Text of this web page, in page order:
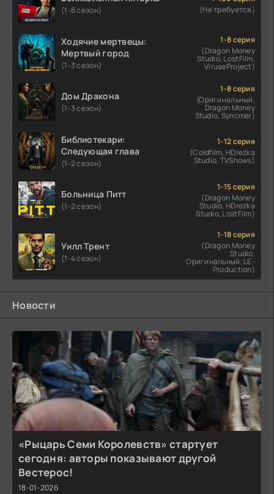
(1-8 сезон)
(Не требуется)
Ходячие мертвецы:
Мертвый город
(1-3 сезон)
1-8 серия
(Dragon Money
Studio, LostFilm,
ViruseProject)
Дом Дракона
(1-3 сезон)
1-8 серия
(Оригинальный,
Dragon Money
Studio, Syncmer)
Библиотекари:
Следующая глава
(1-2 сезон)
1-12 серия
(Coldfilm, HDrezka
Studio, TVShows)
Больница Питт
(1-2 сезон)
1-15 серия
(Dragon Money
Studio, HDrezka
Studio, LostFilm)
Уилл Трент
(1-4 сезон)
1-18 серия
(Dragon Money
Studio,
Оригинальный, LE-
Production)
Новости
«Рыцарь Семи Королевств» стартует
сегодня: авторы показывают другой
Вестерос!
18-01-2026